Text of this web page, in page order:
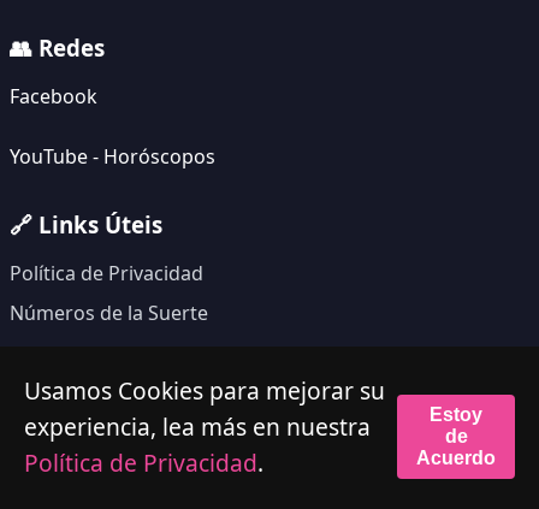
👥 Redes
Facebook
YouTube - Horóscopos
🔗 Links Úteis
Política de Privacidad
Números de la Suerte
© 2026 123 Horóscopo. Todos los derechos
reservados.
Usamos Cookies para mejorar su
experiencia, lea más en nuestra
Política de Privacidad.
Estoy
de
Acuerdo